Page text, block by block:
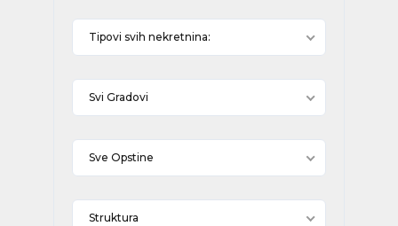
Tipovi svih nekretnina:
Svi Gradovi
Sve Opstine
Struktura